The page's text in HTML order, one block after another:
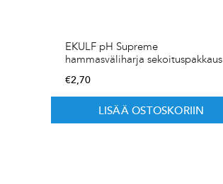
EKULF pH Supreme
hammasväliharja sekoituspakkaus
€2,70
LISÄÄ OSTOSKORIIN